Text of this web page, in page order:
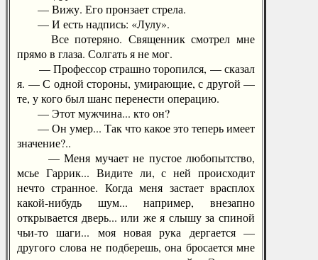
— Вижу. Его пронзает стрела.
— И есть надпись: «Лулу».
Все потеряно. Священник смотрел мне
прямо в глаза. Солгать я не мог.
— Профессор страшно торопился, — сказал
я. — С одной стороны, умирающие, с другой —
те, у кого был шанс перенести операцию.
— Этот мужчина... кто он?
— Он умер... Так что какое это теперь имеет
значение?..
— Меня мучает не пустое любопытство,
мсье Гаррик... Видите ли, с ней происходит
нечто странное. Когда меня застает врасплох
какой-нибудь шум... например, внезапно
открывается дверь... или же я слышу за спиной
чьи-то шаги... моя новая рука дергается —
другого слова не подберешь, она бросается мне